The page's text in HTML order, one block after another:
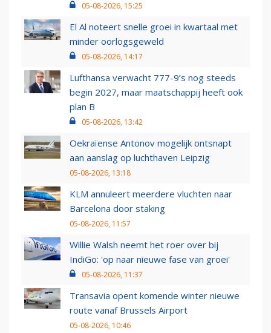
05-08-2026, 15:25
El Al noteert snelle groei in kwartaal met
minder oorlogsgeweld
05-08-2026, 14:17
Lufthansa verwacht 777-9’s nog steeds
begin 2027, maar maatschappij heeft ook
plan B
05-08-2026, 13:42
Oekraïense Antonov mogelijk ontsnapt
aan aanslag op luchthaven Leipzig
05-08-2026, 13:18
KLM annuleert meerdere vluchten naar
Barcelona door staking
05-08-2026, 11:57
Willie Walsh neemt het roer over bij
IndiGo: 'op naar nieuwe fase van groei'
05-08-2026, 11:37
Transavia opent komende winter nieuwe
route vanaf Brussels Airport
05-08-2026, 10:46